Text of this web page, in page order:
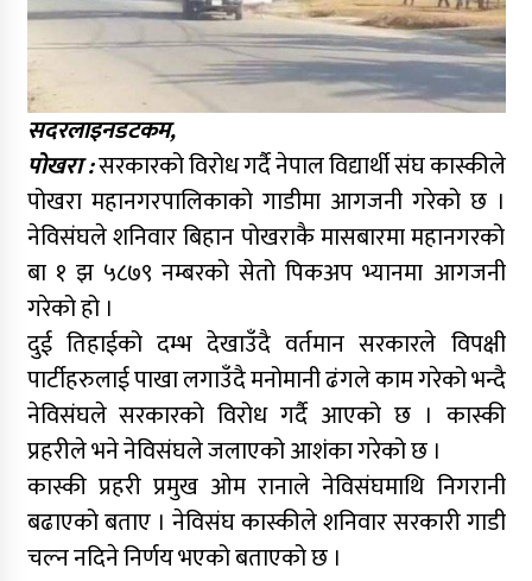
सदरलाइनडटकम,
पोखरा :सरकारको विरोध गर्दै नेपाल विद्यार्थी संघ कास्कीले
पोखरा महानगरपालिकाको गाडीमा आगजनी गरेको छ ।
नेविसंघले शनिवार बिहान पोखराकै मासबारमा महानगरको
बा १ झ ५८७९ नम्बरको सेतो पिकअप भ्यानमा आगजनी
गरेको हो ।
दुई तिहाईको दम्भ देखाउँदै वर्तमान सरकारले विपक्षी
पार्टीहरुलाई पाखा लगाउँदै मनोमानी ढंगले काम गरेको भन्दै
नेविसंघले सरकारको विरोध गर्दै आएको छ । कास्की
प्रहरीले भने नेविसंघले जलाएको आशंका गरेको छ ।
कास्की प्रहरी प्रमुख ओम रानाले नेविसंघमाथि निगरानी
बढाएको बताए । नेविसंघ कास्कीले शनिवार सरकारी गाडी
चल्न नदिने निर्णय भएको बताएको छ ।